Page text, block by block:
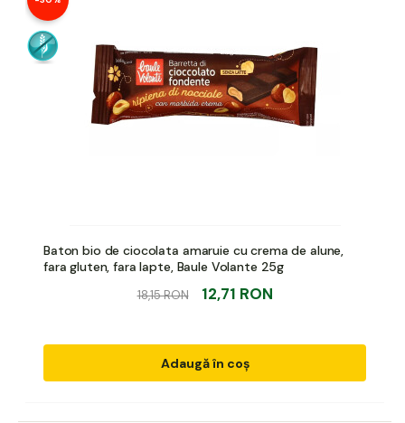
Baton bio de ciocolata amaruie cu crema de alune,
fara gluten, fara lapte, Baule Volante 25g
18,15 RON 12,71 RON
Adaugă în coș